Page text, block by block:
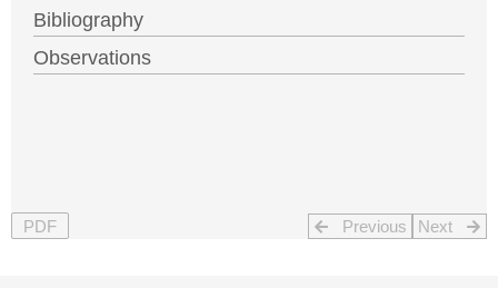
Bibliography
Observations
Previous Next
PDF